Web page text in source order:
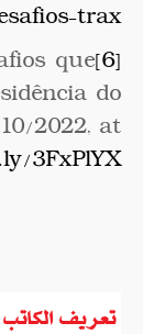
trax/
[6]
que
do
2022, at
3FxPlYX
تعريف الكاتب